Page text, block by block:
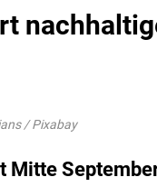
/ Pixabay
Mitte